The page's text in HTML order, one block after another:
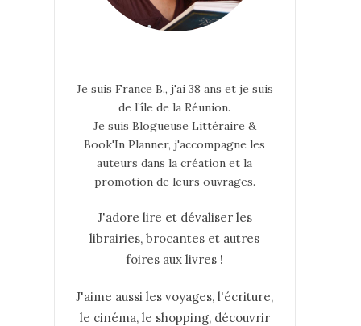
Je suis France B., j'ai 38 ans et je suis
de l’île de la Réunion.
Je suis Blogueuse Littéraire &
Book'In Planner, j'accompagne les
auteurs dans la création et la
promotion de leurs ouvrages.
J'adore lire et dévaliser les
librairies, brocantes et autres
foires aux livres !
J'aime aussi les voyages, l'écriture,
le cinéma, le shopping, découvrir